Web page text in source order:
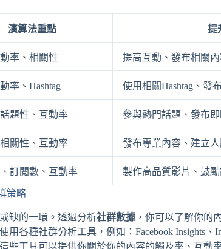
演算法重點 提
率、相關性 提高互動、發布相關內
率、Hashtag 使用相關Hashtag、發
題性、互動率 參與熱門話題、發布
關性、互動率 發布專業內容、建立
訂閱數、互動率 製作高品質影片、鼓
策略
缺的一環。透過分析社群數據 ，你可以了解你的
各種社群分析工具，例如：Facebook Insights、
些工具可以提供你關於你的內容的觸及率、互動